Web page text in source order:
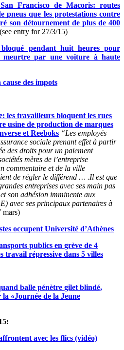
Francisco de Macoris: routes
pneus que les protestations contre
son détournement de plus de 400
(see entry for 27/3/15)
pendant huit heures pour
meurtre par une voiture à haute
des impots
les travailleurs bloquent les rues
usine de production de marques
et Reeboks “Les employés
sociale prenant effet à partir
des droits pour un paiement
mères de l’entreprise
commentaire et de la ville
de régler le différend … .Il est que
entreprises avec ses main pas
son adhésion imminente aux
avec ses principaux partenaires à
mars)
occupent Université d’Athènes
publics en grève de 4
travail répressive dans 5 villes
balle pénètre gilet blindé,
«Journée de la Jeune
avec les flics (vidéo)